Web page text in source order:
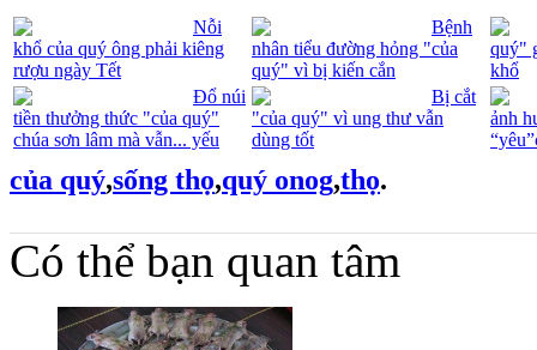
Nỗi
khổ của quý ông phải kiêng
rượu ngày Tết
Bệnh
nhân tiểu đường hỏng "của
quý" vì bị kiến cắn
quý"
khổ
Đổ núi
tiền thưởng thức "của quý"
chúa sơn lâm mà vẫn... yếu
Bị cắt
"của quý" vì ung thư vẫn
dùng tốt
ảnh
của quý,sống thọ,quý onog,thọ.
Có thể bạn quan tâm